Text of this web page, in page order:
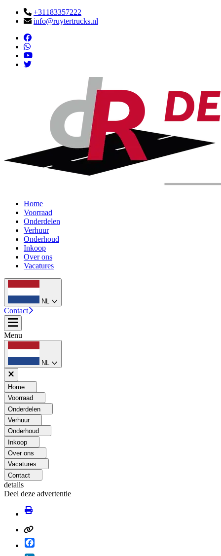
+31183357222
info@ruytertrucks.nl
Home
Voorraad
Onderdelen
Verhuur
Onderhoud
Inkoop
Over ons
Vacatures
NL
Contact
Menu
NL
Home
Voorraad
Onderdelen
Verhuur
Onderhoud
Inkoop
Over ons
Vacatures
Contact
details
Deel deze advertentie